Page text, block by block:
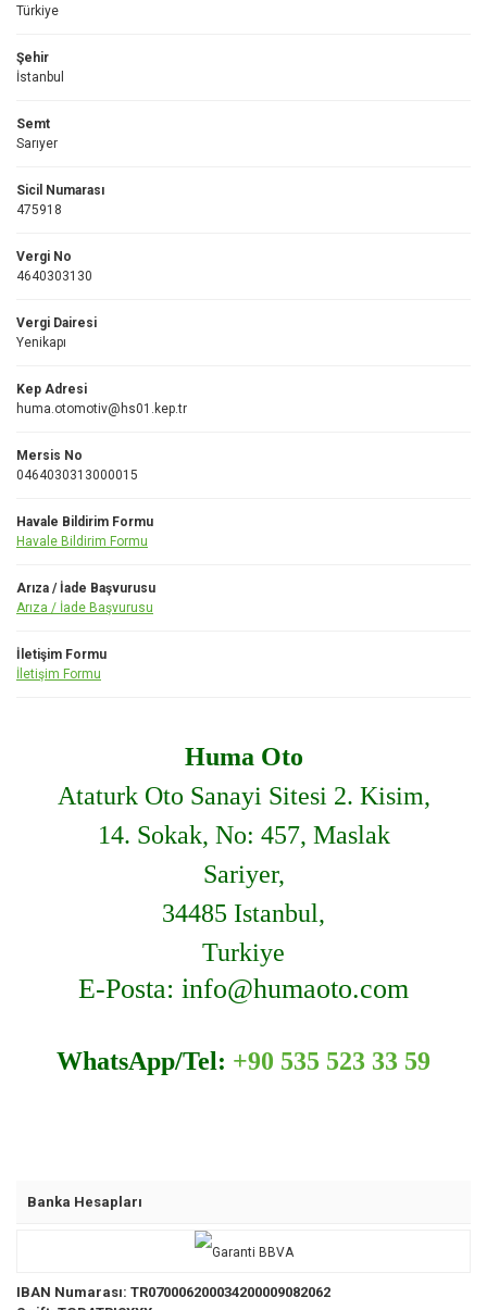
Türkiye
Şehir
İstanbul
Semt
Sarıyer
Sicil Numarası
475918
Vergi No
4640303130
Vergi Dairesi
Yenikapı
Kep Adresi
huma.otomotiv@hs01.kep.tr
Mersis No
0464030313000015
Havale Bildirim Formu
Havale Bildirim Formu
Arıza / İade Başvurusu
Arıza / İade Başvurusu
İletişim Formu
İletişim Formu
Huma Oto
Ataturk Oto Sanayi Sitesi 2. Kisim,
14. Sokak, No: 457, Maslak
Sariyer,
34485 Istanbul,
Turkiye
E-Posta: info@humaoto.com
WhatsApp/Tel: +90 535 523 33 59
Banka Hesapları
IBAN Numarası: TR070006200034200009082062